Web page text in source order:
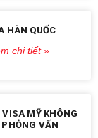
HÀN QUỐC
chi tiết »
MỸ KHÔNG
PHỎNG VẤN